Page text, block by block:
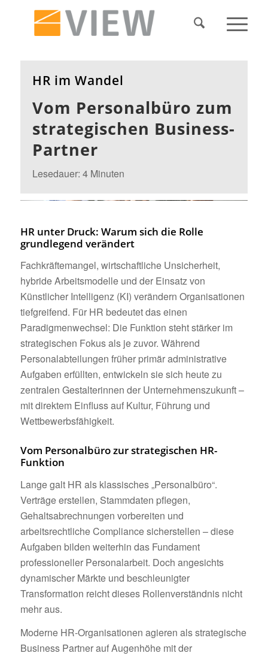
HR im Wandel
Vom Personalbüro zum
strategischen Business-
Partner
Lesedauer: 4 Minuten
HR unter Druck: Warum sich die Rolle
grundlegend verändert
Fachkräftemangel, wirtschaftliche Unsicherheit,
hybride Arbeitsmodelle und der Einsatz von
Künstlicher Intelligenz (KI) verändern Organisationen
tiefgreifend. Für HR bedeutet das einen
Paradigmenwechsel: Die Funktion steht stärker im
strategischen Fokus als je zuvor. Während
Personalabteilungen früher primär administrative
Aufgaben erfüllten, entwickeln sie sich heute zu
zentralen Gestalterinnen der Unternehmenszukunft –
mit direktem Einfluss auf Kultur, Führung und
Wettbewerbsfähigkeit.
Vom Personalbüro zur strategischen HR-
Funktion
Lange galt HR als klassisches „Personalbüro“.
Verträge erstellen, Stammdaten pflegen,
Gehaltsabrechnungen vorbereiten und
arbeitsrechtliche Compliance sicherstellen – diese
Aufgaben bilden weiterhin das Fundament
professioneller Personalarbeit. Doch angesichts
dynamischer Märkte und beschleunigter
Transformation reicht dieses Rollenverständnis nicht
mehr aus.
Moderne HR-Organisationen agieren als strategische
Business Partner auf Augenhöhe mit der